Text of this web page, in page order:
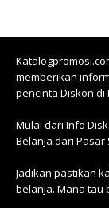
memberikan
pencinta Diskon di
Mulai dari Info
Belanja dari
Jadikan pastikan
belanja. Mana tau